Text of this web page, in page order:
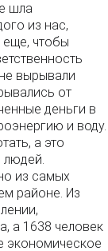
шла
из нас,
еще, чтобы
вырывали
от
деньги в
и воду.
а это
людей.
из самых
районе. Из
а 1638 человек
экономическое